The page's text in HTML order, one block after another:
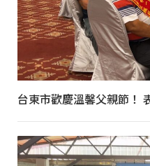
台東市歡慶溫馨父親節！